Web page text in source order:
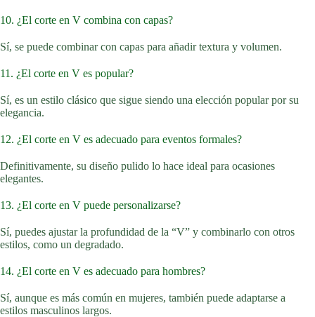
10. ¿El corte en V combina con capas?
Sí, se puede combinar con capas para añadir textura y volumen.
11. ¿El corte en V es popular?
Sí, es un estilo clásico que sigue siendo una elección popular por su
elegancia.
12. ¿El corte en V es adecuado para eventos formales?
Definitivamente, su diseño pulido lo hace ideal para ocasiones
elegantes.
13. ¿El corte en V puede personalizarse?
Sí, puedes ajustar la profundidad de la “V” y combinarlo con otros
estilos, como un degradado.
14. ¿El corte en V es adecuado para hombres?
Sí, aunque es más común en mujeres, también puede adaptarse a
estilos masculinos largos.